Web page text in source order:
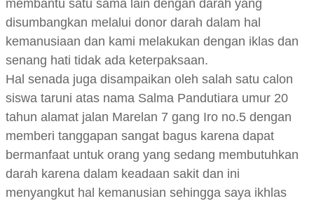
membantu satu sama lain dengan darah yang
disumbangkan melalui donor darah dalam hal
kemanusiaan dan kami melakukan dengan iklas dan
senang hati tidak ada keterpaksaan.
Hal senada juga disampaikan oleh salah satu calon
siswa taruni atas nama Salma Pandutiara umur 20
tahun alamat jalan Marelan 7 gang Iro no.5 dengan
memberi tanggapan sangat bagus karena dapat
bermanfaat untuk orang yang sedang membutuhkan
darah karena dalam keadaan sakit dan ini
menyangkut hal kemanusian sehingga saya ikhlas